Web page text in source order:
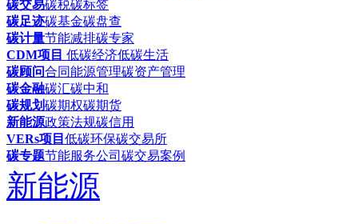
碳交易碳税碳标签
碳足迹碳基金碳盘查
碳计量节能减排碳专家
CDM项目 低碳经济低碳生活
碳顾问合同能源管理碳资产管理
碳金融碳汇碳中和
碳规划碳期权碳期货
新能源政策法规碳信用
VERs项目 低碳环保碳交易所
碳专题节能服务公司 碳交易案例
新能源